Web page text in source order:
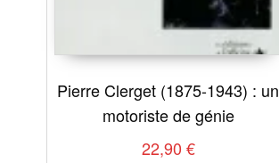
Pierre Clerget (1875-1943) : un
motoriste de génie
22,90 €